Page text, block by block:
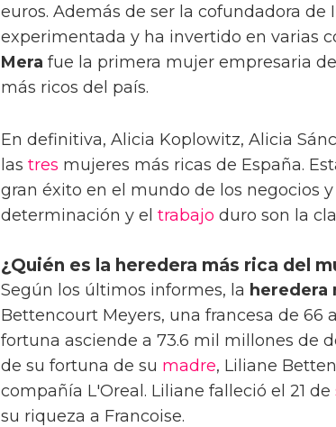
euros. Además de ser la cofundadora
experimentada y ha invertido en varias
Mera fue la primera mujer empresaria
más ricos del país.
En definitiva, Alicia Koplowitz, Alicia
las tres mujeres más ricas de España.
gran éxito en el mundo de los negocios
determinación y el trabajo duro son la
¿Quién es la heredera más rica del
Según los últimos informes, la heredera
Bettencourt Meyers, una francesa de 66
fortuna asciende a 73.6 mil millones de
de su fortuna de su madre, Liliane
compañía L'Oreal. Liliane falleció el 21 de
su riqueza a Francoise.